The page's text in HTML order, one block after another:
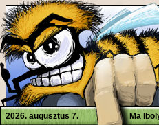
2026. augusztus 7. Ma